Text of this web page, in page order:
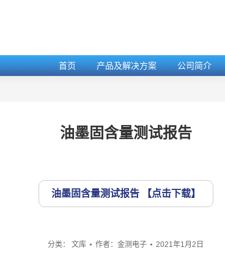
首页 产品及解决方案 公司简介
油墨固含量测试报告
油墨固含量测试报告
分类： 文库 作者： 金测电子 2021年1月2日